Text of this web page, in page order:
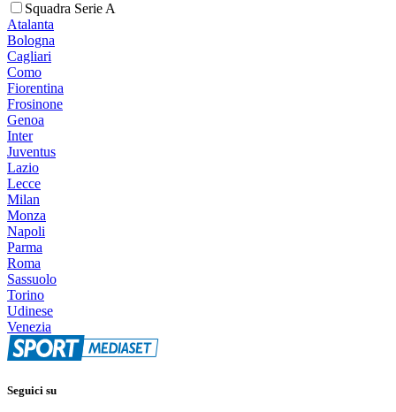
Squadra Serie A
Atalanta
Bologna
Cagliari
Como
Fiorentina
Frosinone
Genoa
Inter
Juventus
Lazio
Lecce
Milan
Monza
Napoli
Parma
Roma
Sassuolo
Torino
Udinese
Venezia
Seguici su